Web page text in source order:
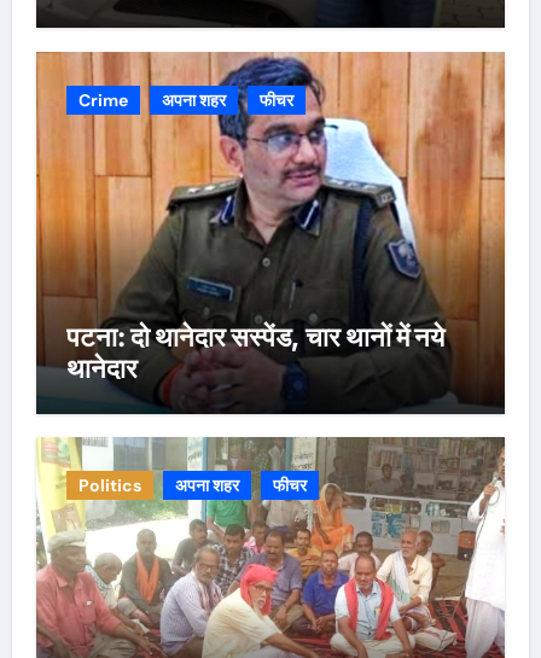
Crime अपना शहर फीचर
पटना: दो थानेदार सस्पेंड, चार थानों में नये
थानेदार
Politics अपना शहर फीचर